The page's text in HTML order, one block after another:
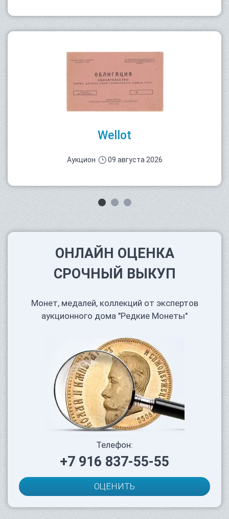
Wellot
Аукцион 09 августа 2026
ОНЛАЙН ОЦЕНКА
СРОЧНЫЙ ВЫКУП
Монет, медалей, коллекций от экспертов
аукционного дома "Редкие Монеты"
Телефон:
+7 916 837-55-55
ОЦЕНИТЬ